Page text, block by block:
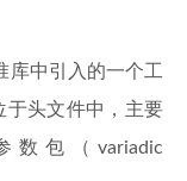
中引入的一个工
于头文件中，主要
包（variadic